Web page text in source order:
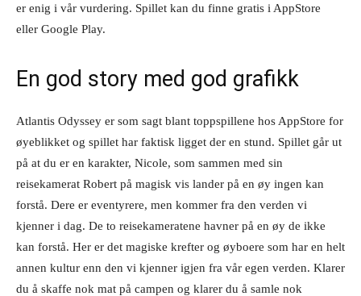
er enig i vår vurdering. Spillet kan du finne gratis i AppStore
eller Google Play.
En god story med god grafikk
Atlantis Odyssey er som sagt blant toppspillene hos AppStore for
øyeblikket og spillet har faktisk ligget der en stund. Spillet går ut
på at du er en karakter, Nicole, som sammen med sin
reisekamerat Robert på magisk vis lander på en øy ingen kan
forstå. Dere er eventyrere, men kommer fra den verden vi
kjenner i dag. De to reisekameratene havner på en øy de ikke
kan forstå. Her er det magiske krefter og øyboere som har en helt
annen kultur enn den vi kjenner igjen fra vår egen verden. Klarer
du å skaffe nok mat på campen og klarer du å samle nok